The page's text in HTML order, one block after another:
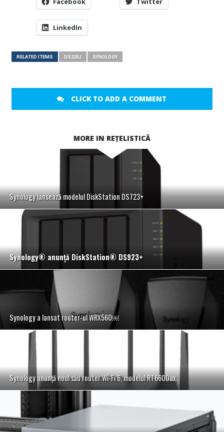
LinkedIn
RELATED ITEMS DS220J SYNOLOGY
CLICK TO ADD A COMMENT
MORE IN REȚELISTICĂ
Synology lansează modelul DiskStation DS723+
Synology® anunţă DiskStation® DS923+
Synology a lansat router-ul WRX560￼
Synology anunţă noul său router Wi-Fi 6, modelul RT6600ax